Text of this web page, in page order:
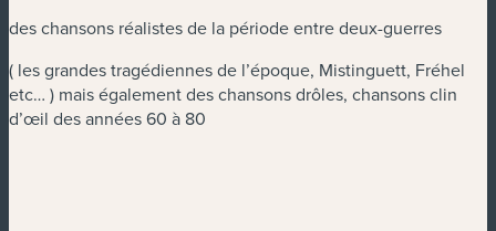
des chansons réalistes de la période entre deux-guerres
( les grandes tragédiennes de l’époque, Mistinguett, Fréhel
etc… ) mais également des chansons drôles, chansons clin
d’œil des années 60 à 80